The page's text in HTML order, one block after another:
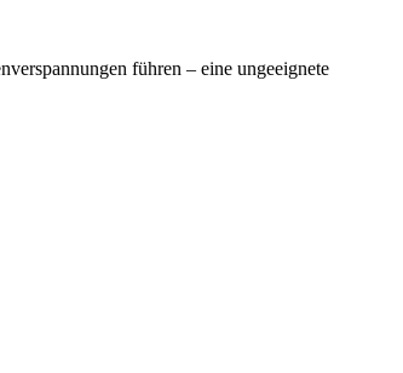
führen – eine ungeeignete